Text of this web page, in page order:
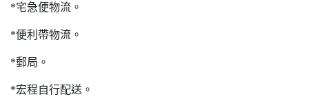
*宅急便物流。
*便利帶物流。
*郵局。
*宏程自行配送。